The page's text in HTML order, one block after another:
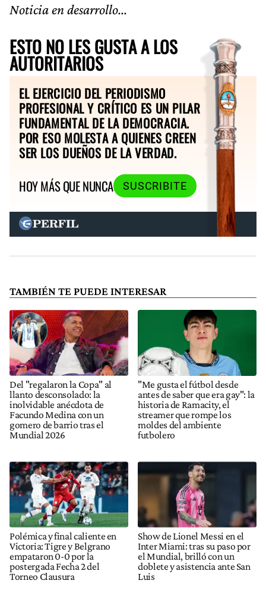
Noticia en desarrollo...
ESTO NO LES GUSTA A LOS
AUTORITARIOS
EL EJERCICIO DEL PERIODISMO
PROFESIONAL Y CRÍTICO ES UN PILAR
FUNDAMENTAL DE LA DEMOCRACIA.
POR ESO MOLESTA A QUIENES CREEN
SER LOS DUEÑOS DE LA VERDAD.
HOY MÁS QUE NUNCA
SUSCRIBITE
TAMBIÉN TE PUEDE INTERESAR
Del "regalaron la Copa" al
llanto desconsolado: la
inolvidable anécdota de
Facundo Medina con un
gomero de barrio tras el
Mundial 2026
"Me gusta el fútbol desde
antes de saber que era gay": la
historia de Ramacity, el
streamer que rompe los
moldes del ambiente
futbolero
Polémica y final caliente en
Victoria: Tigre y Belgrano
empataron 0-0 por la
postergada Fecha 2 del
Torneo Clausura
Show de Lionel Messi en el
Inter Miami: tras su paso por
el Mundial, brilló con un
doblete y asistencia ante San
Luis